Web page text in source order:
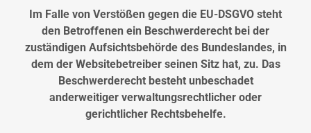
Im Falle von Verstößen gegen die EU-DSGVO steht
den Betroffenen ein Beschwerderecht bei der
zuständigen Aufsichtsbehörde des Bundeslandes, in
dem der Websitebetreiber seinen Sitz hat, zu. Das
Beschwerderecht besteht unbeschadet
anderweitiger verwaltungsrechtlicher oder
gerichtlicher Rechtsbehelfe.